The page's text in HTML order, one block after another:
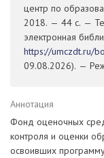
центр по
2018. — 44 с. —
электронная
https://umczdt.ru/
09.08.2026). —
Аннотация
Фонд оценочных
контроля и оценки
освоивших